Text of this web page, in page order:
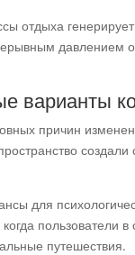
отдыха
давлением
варианты
причин
для
пользователи
путешествия.